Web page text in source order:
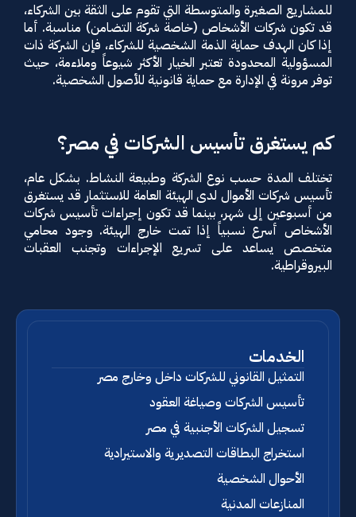
الخدمات
التمثيل القانوني للشركات داخل وخارج مصر
تأسيس الشركات وصياغة العقود
تسجيل الشركات الأجنبية في مصر
استخراج البطاقات التصديرية والاستيرادية
الأحوال الشخصية
المنازعات المدنية
للمشاريع الصغيرة والمتوسطة التي تقوم على الثقة بين الشركاء،
قد تكون شركات الأشخاص (خاصة شركة التضامن) مناسبة. أما
إذا كان الهدف حماية الذمة الشخصية للشركاء، فإن الشركة ذات
المسؤولية المحدودة تعتبر الخيار الأكثر شيوعاً وملاءمة، حيث
توفر مرونة في الإدارة مع حماية قانونية للأصول الشخصية.
كم يستغرق تأسيس الشركات في مصر؟
تختلف المدة حسب نوع الشركة وطبيعة النشاط. بشكل عام،
تأسيس شركات الأموال لدى الهيئة العامة للاستثمار قد يستغرق
من أسبوعين إلى شهر، بينما قد تكون إجراءات تأسيس شركات
الأشخاص أسرع نسبياً إذا تمت خارج الهيئة. وجود محامي
متخصص يساعد على تسريع الإجراءات وتجنب العقبات
البيروقراطية.